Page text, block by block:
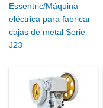
Essentric/Máquina
eléctrica para fabricar
cajas de metal Serie
J23